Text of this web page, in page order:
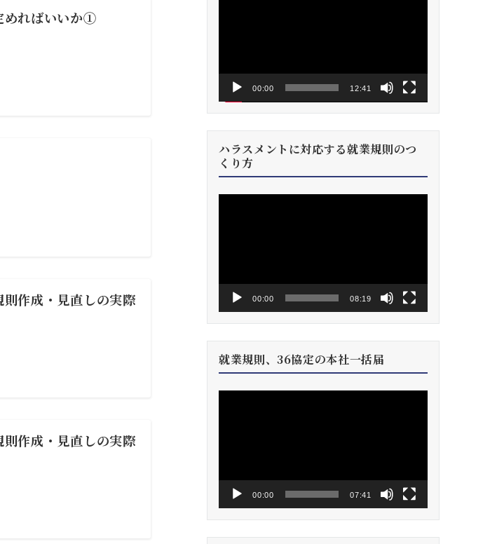
めればいいか①
作成・見直しの実際
作成・見直しの実際
00:00 12:41
ハラスメントに対応する就業規則のつ
くり方
00:00 08:19
就業規則、36協定の本社一括届
00:00 07:41